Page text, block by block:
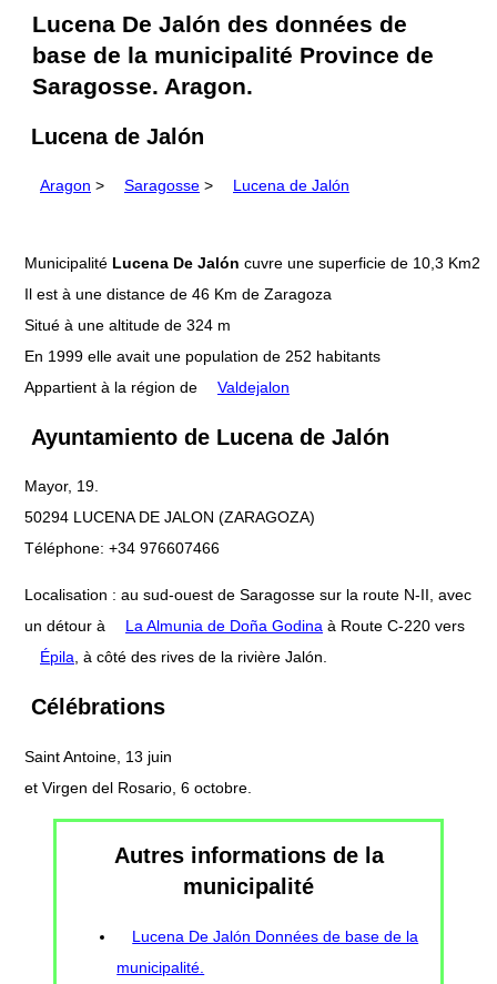
Lucena De Jalón des données de
base de la municipalité Province de
Saragosse. Aragon.
Lucena de Jalón
Aragon > Saragosse > Lucena de Jalón
Municipalité Lucena De Jalón cuvre une superficie de 10,3 Km2
Il est à une distance de 46 Km de Zaragoza
Situé à une altitude de 324 m
En 1999 elle avait une population de 252 habitants
Appartient à la région de
Valdejalon
Ayuntamiento de Lucena de Jalón
Mayor, 19.
50294 LUCENA DE JALON (ZARAGOZA)
Téléphone: +34 976607466
Localisation : au sud-ouest de Saragosse sur la route N-II, avec
un détour à
La Almunia de Doña Godina à Route C-220 vers
Épila, à côté des rives de la rivière Jalón.
Célébrations
Saint Antoine, 13 juin
et Virgen del Rosario, 6 octobre.
Autres informations de la
municipalité
Lucena De Jalón Données de base de la
municipalité.